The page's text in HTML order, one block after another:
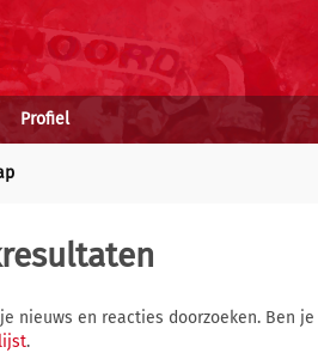
Profiel
nieuws en reacties doorzoeken. Ben
.